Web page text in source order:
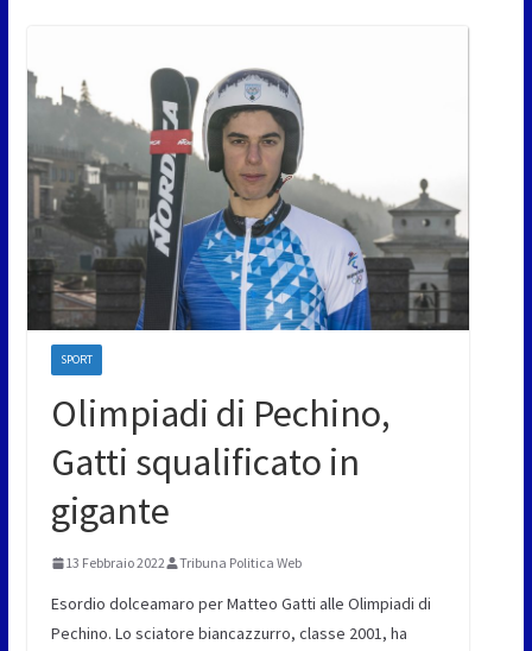
SPORT
Olimpiadi di Pechino,
Gatti squalificato in
gigante
13 Febbraio 2022 Tribuna Politica Web
Esordio dolceamaro per Matteo Gatti alle Olimpiadi di
Pechino. Lo sciatore biancazzurro, classe 2001, ha